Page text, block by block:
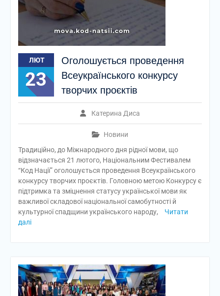
ЛЮТ
23
Оголошується проведення
Всеукраїнського конкурсу
творчих проєктів
Катерина Диса
Новини
Традиційно, до Міжнародного дня рідної мови, що
відзначається 21 лютого, Національним Фестивалем
“Код Нації” оголошується проведення Всеукраїнського
конкурсу творчих проєктів. Головною метою Конкурсу є
підтримка та зміцнення статусу української мови як
важливої складової національної самобутності й
культурної спадщини українського народу,
Читати
далі